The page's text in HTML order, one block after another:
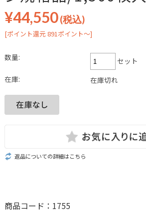
¥44,550(税込)
[ポイント還元 891ポイント～]
数量:
セット
在庫:
在庫切れ
返品についての詳細はこちら
商品コード：1755